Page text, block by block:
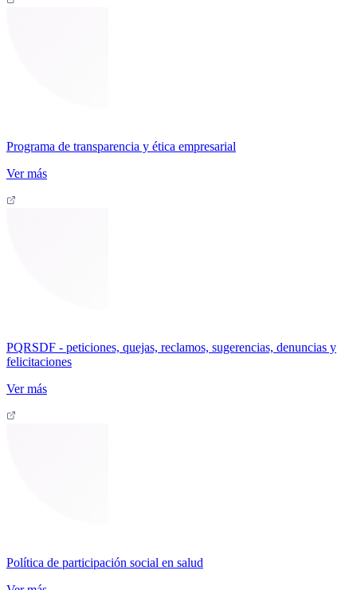
Programa de transparencia y ética empresarial
Ver más
PQRSDF - peticiones, quejas, reclamos, sugerencias, denuncias y
felicitaciones
Ver más
Política de participación social en salud